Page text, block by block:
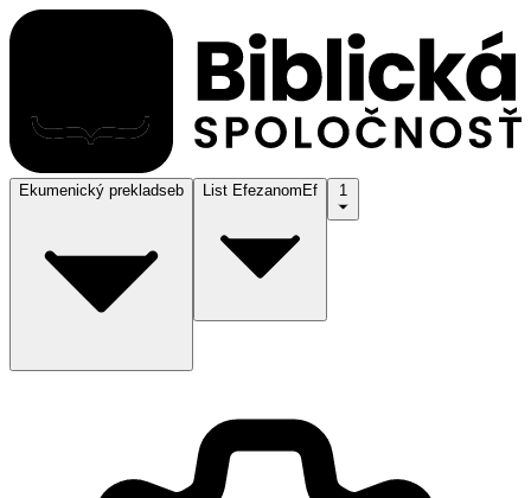
Ekumenický prekladseb List Efezanom Ef